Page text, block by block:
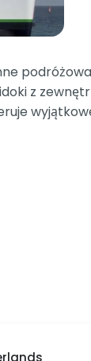
z